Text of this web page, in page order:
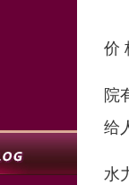
价
院
给
水